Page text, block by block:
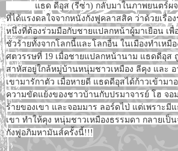
แธด ดีอุส (รีซ่า) กลับมาในภาพยนตร์ผจ
ที่ได้แรงดลใจจากหนังกังฟูคลาสสิค ว่าด้วยเรื่อ
หนึ่งที่ต้องร่วมมือกับชายแปลกหน้าผู้มาเยือน เพื่
ชั่วร้ายทั้งจากโลกนี้และโลกอื่น ในเมืองทำเหมื
ศตวรรษที่ 19 เมื่อชายแปลกหน้านาม แธดดีอุส
สาหัสอยู่ใกล้หมู่บ้านหนุ่มชาวเหมือง ลีคุง และ
เขามารักาตัว เมื่อหายดี แธดดีอุสได้ก้าวเข้ามา
ความขัดแย้งของชาวบ้านกับปรมาจารย์ โฮ จอ
ร้ายของเขา และจอมมาร ลอร์ดไป่ แต่เพราะมี
เขา ทำให้คุง หนุ่มชาวเหมืองธรรมดา กลายเป็
กังฟูอภิมหามันส์ครั้งนี้!!!